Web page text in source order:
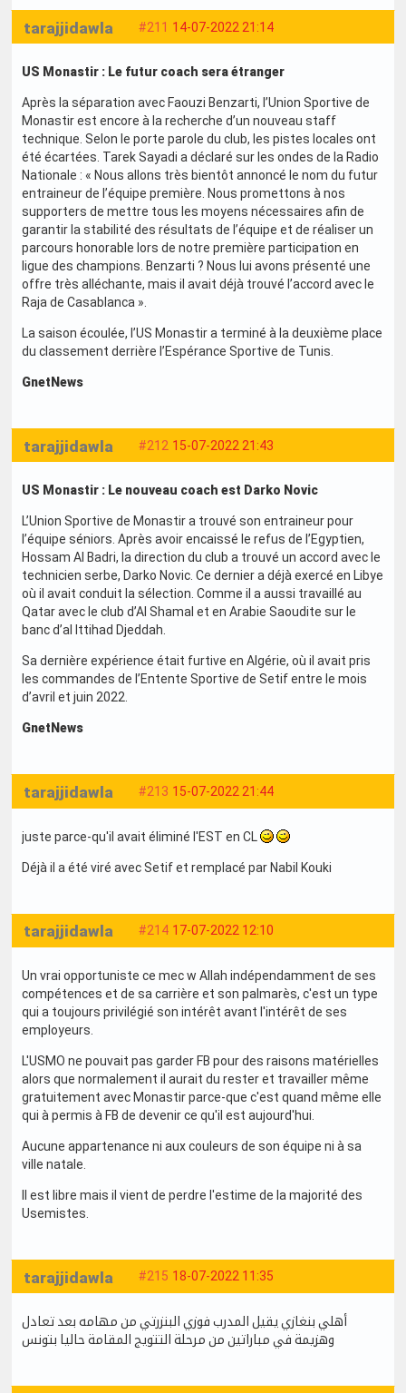
#211 14-07-2022 21:14
tarajjidawla
US Monastir : Le futur coach sera étranger
Après la séparation avec Faouzi Benzarti, l’Union Sportive de
Monastir est encore à la recherche d’un nouveau staff
technique. Selon le porte parole du club, les pistes locales ont
été écartées. Tarek Sayadi a déclaré sur les ondes de la Radio
Nationale : « Nous allons très bientôt annoncé le nom du futur
entraineur de l’équipe première. Nous promettons à nos
supporters de mettre tous les moyens nécessaires afin de
garantir la stabilité des résultats de l’équipe et de réaliser un
parcours honorable lors de notre première participation en
ligue des champions. Benzarti ? Nous lui avons présenté une
offre très alléchante, mais il avait déjà trouvé l’accord avec le
Raja de Casablanca ».
La saison écoulée, l’US Monastir a terminé à la deuxième place
du classement derrière l’Espérance Sportive de Tunis.
GnetNews
#212 15-07-2022 21:43
tarajjidawla
US Monastir : Le nouveau coach est Darko Novic
L’Union Sportive de Monastir a trouvé son entraineur pour
l’équipe séniors. Après avoir encaissé le refus de l’Egyptien,
Hossam Al Badri, la direction du club a trouvé un accord avec le
technicien serbe, Darko Novic. Ce dernier a déjà exercé en Libye
où il avait conduit la sélection. Comme il a aussi travaillé au
Qatar avec le club d’Al Shamal et en Arabie Saoudite sur le
banc d’al Ittihad Djeddah.
Sa dernière expérience était furtive en Algérie, où il avait pris
les commandes de l’Entente Sportive de Setif entre le mois
d’avril et juin 2022.
GnetNews
#213 15-07-2022 21:44
tarajjidawla
juste parce-qu'il avait éliminé l'EST en CL
Déjà il a été viré avec Setif et remplacé par Nabil Kouki
#214 17-07-2022 12:10
tarajjidawla
Un vrai opportuniste ce mec w Allah indépendamment de ses
compétences et de sa carrière et son palmarès, c'est un type
qui a toujours privilégié son intérêt avant l'intérêt de ses
employeurs.
L'USMO ne pouvait pas garder FB pour des raisons matérielles
alors que normalement il aurait du rester et travailler même
gratuitement avec Monastir parce-que c'est quand même elle
qui à permis à FB de devenir ce qu'il est aujourd'hui.
Aucune appartenance ni aux couleurs de son équipe ni à sa
ville natale.
Il est libre mais il vient de perdre l'estime de la majorité des
Usemistes.
#215 18-07-2022 11:35
tarajjidawla
أهلي بنغازي يقيل المدرب فوزي البنزرتي من مهامه بعد تعادل
وهزيمة في مباراتين من مرحلة التتويج المقامة حاليا بتونس